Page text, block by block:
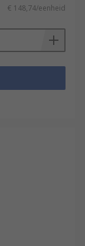
€ 148,74/eenheid